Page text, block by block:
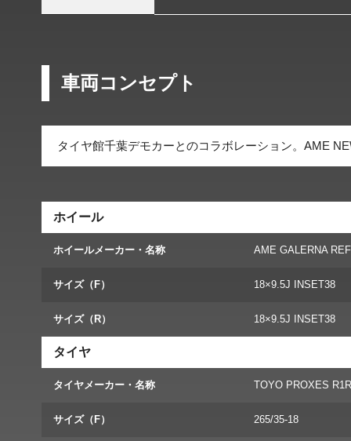
車両コンセプト
タイヤ館千葉デモカーとのコラボレーション。AME
ホイール
ホイールメーカー・名称 AME GALERNA
サイズ（F） 18×9.5J INSET38
サイズ（R） 18×9.5J INSET38
タイヤ
タイヤメーカー・名称 TOYO PROXES R1R
サイズ（F） 265/35-18